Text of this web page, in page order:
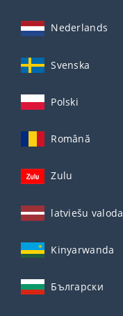
Nederlands
Svenska
Polski
Română
Zulu
latviešu valoda
Kinyarwanda
Български